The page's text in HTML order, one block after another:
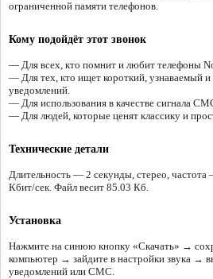
ограниченной памяти телефонов.
Кому подойдёт этот звонок
— Для всех, кто помнит и любит телефоны
— Для тех, кто ищет короткий, узнаваемый и
уведомлений.
— Для использования в качестве сигнала
— Для людей, которые ценят классику и
Технические детали
Длительность — 2 секунды, стерео,
Кбит/сек. Файл весит 85.03 Кб.
Установка
Нажмите на синюю кнопку «Скачать» →
компьютер → зайдите в настройки звука →
уведомлений или СМС.